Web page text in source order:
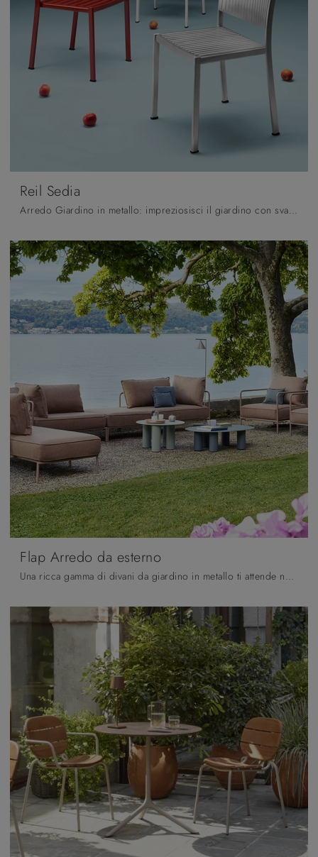
Reil Sedia
Arredo Giardino in metallo: impreziosisci il giardino con svariate offerte di sedie da giardino del marchio Scab Design.
Flap Arredo da esterno
Una ricca gamma di divani da giardino in metallo ti attende nel nostro punto vendita: clicca e scopri il modello Flap Arredo da esterno di Scab ...